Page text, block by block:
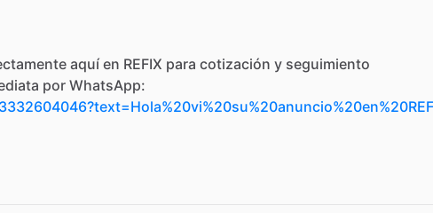
aquí en REFIX para cotización y seguimiento
por WhatsApp: